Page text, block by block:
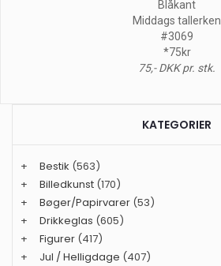
Blåkant
Middags tallerken
#3069
*75kr
75,- DKK pr. stk.
KATEGORIER
+ Bestik (563)
+
Billedkunst (170)
+
Bøger/Papirvarer (53)
+
Drikkeglas (605)
+
Figurer (417)
+
Jul / Helligdage (407)